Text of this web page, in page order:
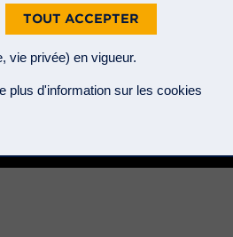
TOUT ACCEPTER
vie privée) en vigueur.
plus d'information sur les cookies